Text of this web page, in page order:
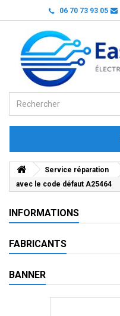
06 70 73 93 05
Service réparation
avec le code défaut A25464
INFORMATIONS
FABRICANTS
BANNER